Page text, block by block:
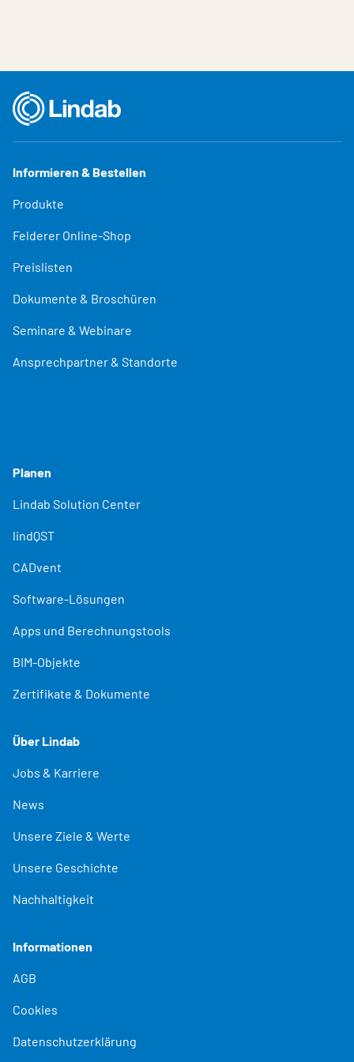
Informieren & Bestellen
Produkte
Felderer Online-Shop
Preislisten
Dokumente & Broschüren
Seminare & Webinare
Ansprechpartner & Standorte
Planen
Lindab Solution Center
lindQST
CADvent
Software-Lösungen
Apps und Berechnungstools
BIM-Objekte
Zertifikate & Dokumente
Über Lindab
Jobs & Karriere
News
Unsere Ziele & Werte
Unsere Geschichte
Nachhaltigkeit
Informationen
AGB
Cookies
Datenschutzerklärung